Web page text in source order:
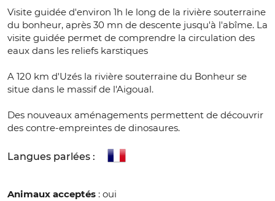
Visite guidée d'environ 1h le long de la rivière souterraine
du bonheur, après 30 mn de descente jusqu'à l'abîme. La
visite guidée permet de comprendre la circulation des
eaux dans les reliefs karstiques
A 120 km d'Uzés la rivière souterraine du Bonheur se
situe dans le massif de l'Aigoual.
Des nouveaux aménagements permettent de découvrir
des contre-empreintes de dinosaures.
Langues parlées :
Animaux acceptés : oui